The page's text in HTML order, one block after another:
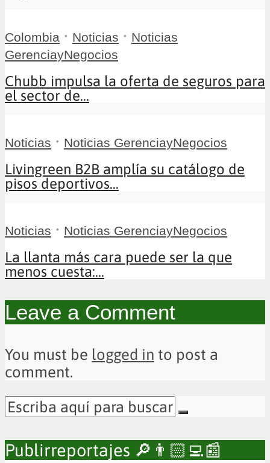
Colombia • Noticias • Noticias
GerenciayNegocios
Chubb impulsa la oferta de seguros para
el sector de...
Noticias • Noticias GerenciayNegocios
Livingreen B2B amplía su catálogo de
pisos deportivos...
Noticias • Noticias GerenciayNegocios
La llanta más cara puede ser la que
menos cuesta:...
Leave a Comment
You must be logged in to post a
comment.
Publirreportajes 🔎👨🏻‍💻📰